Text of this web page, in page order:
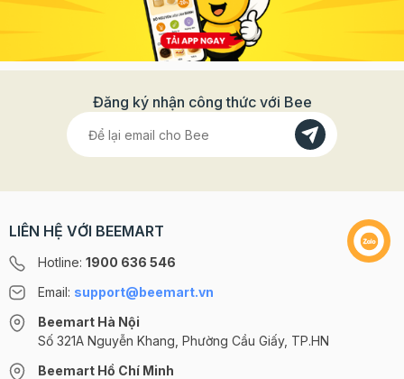
Đăng ký nhận công thức với Bee
LIÊN HỆ VỚI BEEMART
Hotline: 1900 636 546
Email: support@beemart.vn
Beemart Hà Nội
Số 321A Nguyễn Khang, Phường Cầu Giấy, TP.HN
Beemart Hồ Chí Minh